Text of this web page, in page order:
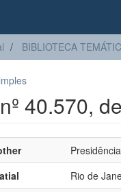
BIBLIOTECA
40.570,
Rio de